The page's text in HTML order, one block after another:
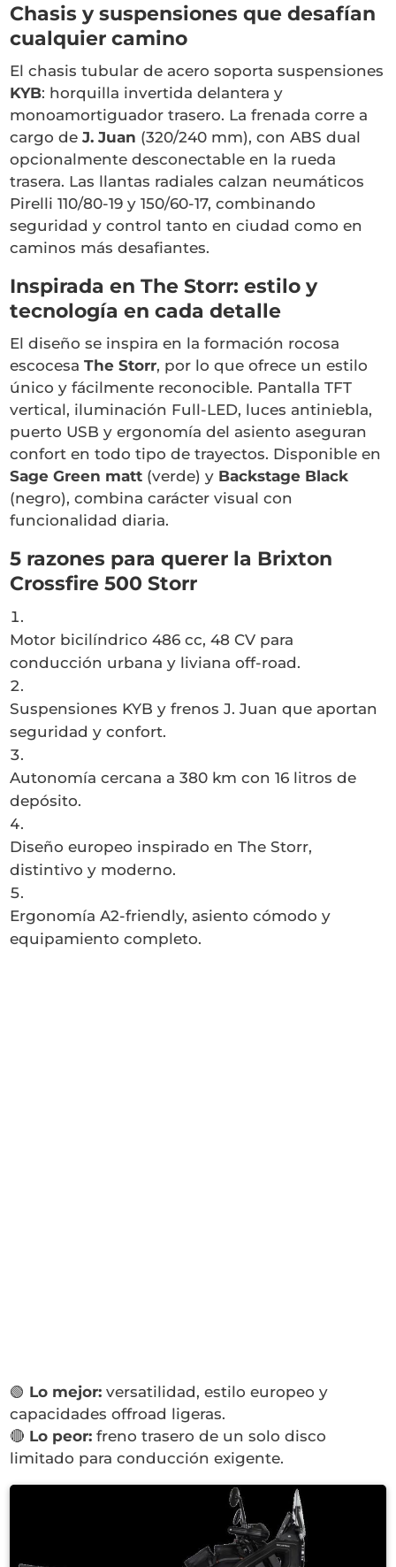
Chasis y suspensiones que desafían
cualquier camino
El chasis tubular de acero soporta suspensiones
KYB: horquilla invertida delantera y
monoamortiguador trasero. La frenada corre a
cargo deJ. Juan (320/240 mm), con ABS dual
opcionalmente desconectable en la rueda
trasera. Las llantas radiales calzan neumáticos
Pirelli 110/80-19 y 150/60-17, combinando
seguridad y control tanto en ciudad como en
caminos más desafiantes.
Inspirada en The Storr: estilo y
tecnología en cada detalle
El diseño se inspira en la formación rocosa
escocesaThe Storr, por lo que ofrece un estilo
único y fácilmente reconocible. Pantalla TFT
vertical, iluminación Full-LED, luces antiniebla,
puerto USB y ergonomía del asiento aseguran
confort en todo tipo de trayectos. Disponible en
Sage Green matt (verde) y Backstage Black
(negro), combina carácter visual con
funcionalidad diaria.
5 razones para querer la Brixton
Crossfire 500 Storr
Motor bicilíndrico 486 cc, 48 CV para
conducción urbana y liviana off-road.
Suspensiones KYB y frenos J. Juan que aportan
seguridad y confort.
Autonomía cercana a 380 km con 16 litros de
depósito.
Diseño europeo inspirado en The Storr,
distintivo y moderno.
Ergonomía A2-friendly, asiento cómodo y
equipamiento completo.
🟢 Lo mejor: versatilidad, estilo europeo y
capacidades offroad ligeras.
🔴 Lo peor: freno trasero de un solo disco
limitado para conducción exigente.